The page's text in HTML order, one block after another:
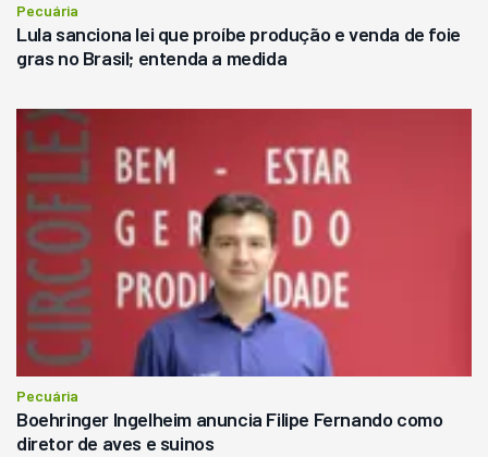
Pecuária
Lula sanciona lei que proíbe produção e venda de foie
gras no Brasil; entenda a medida
Pecuária
Boehringer Ingelheim anuncia Filipe Fernando como
diretor de aves e suinos